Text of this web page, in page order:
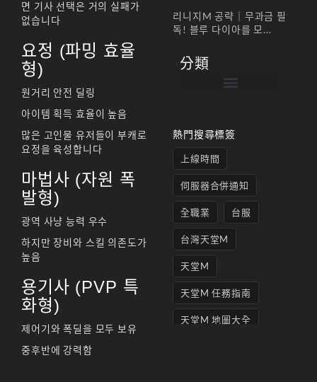
면 기사 선택은 거의 실패가
없습니다
요정 (파밍 효율
형)
원거리 안전 딜링
아이템 획득 효율이 높음
많은 고인물 유저들이 부캐로
요정을 육성합니다
마법사 (자원 폭
발형)
광역 사냥 능력 우수
하지만 장비와 스킬 의존도가
높음
용기사 (PVP 특
화형)
제어기와 폭딜을 모두 보유
중후반에 강력함
리니지M 공략｜무과금 필
독! 블루 다이아를 모...
分類
熱門搜尋標簽
上線時間
伺服器合併通知
全職業 台服
台灣天堂M
天堂M
天堂M 任務指南
天堂M 地圖大全